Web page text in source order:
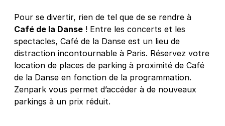
+ Abonnements disponibles
Paris - Bastille - Voltaire
3 Villa Marces
75011Paris
4,2(382 avis)
Pour se divertir, rien de tel que de se rendre à
Café de la Danse ! Entre les concerts et les
spectacles, Café de la Danse est un lieu de
distraction incontournable à Paris. Réservez votre
location de places de parking à proximité de Café
de la Danse en fonction de la programmation.
Zenpark vous permet d’accéder à de nouveaux
parkings à un prix réduit.